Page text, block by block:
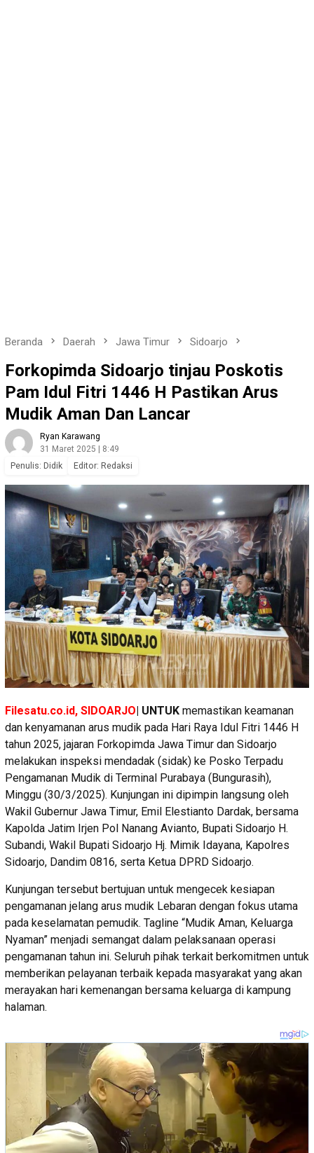
Beranda Daerah Jawa Timur Sidoarjo
Forkopimda Sidoarjo tinjau Poskotis
Pam Idul Fitri 1446 H Pastikan Arus
Mudik Aman Dan Lancar
Ryan Karawang
31 Maret 2025 | 8:49
Penulis: Didik Editor: Redaksi
Filesatu.co.id, SIDOARJO | UNTUK memastikan keamanan
dan kenyamanan arus mudik pada Hari Raya Idul Fitri 1446 H
tahun 2025, jajaran Forkopimda Jawa Timur dan Sidoarjo
melakukan inspeksi mendadak (sidak) ke Posko Terpadu
Pengamanan Mudik di Terminal Purabaya (Bungurasih),
Minggu (30/3/2025). Kunjungan ini dipimpin langsung oleh
Wakil Gubernur Jawa Timur, Emil Elestianto Dardak, bersama
Kapolda Jatim Irjen Pol Nanang Avianto, Bupati Sidoarjo H.
Subandi, Wakil Bupati Sidoarjo Hj. Mimik Idayana, Kapolres
Sidoarjo, Dandim 0816, serta Ketua DPRD Sidoarjo.
Kunjungan tersebut bertujuan untuk mengecek kesiapan
pengamanan jelang arus mudik Lebaran dengan fokus utama
pada keselamatan pemudik. Tagline “Mudik Aman, Keluarga
Nyaman” menjadi semangat dalam pelaksanaan operasi
pengamanan tahun ini. Seluruh pihak terkait berkomitmen untuk
memberikan pelayanan terbaik kepada masyarakat yang akan
merayakan hari kemenangan bersama keluarga di kampung
halaman.